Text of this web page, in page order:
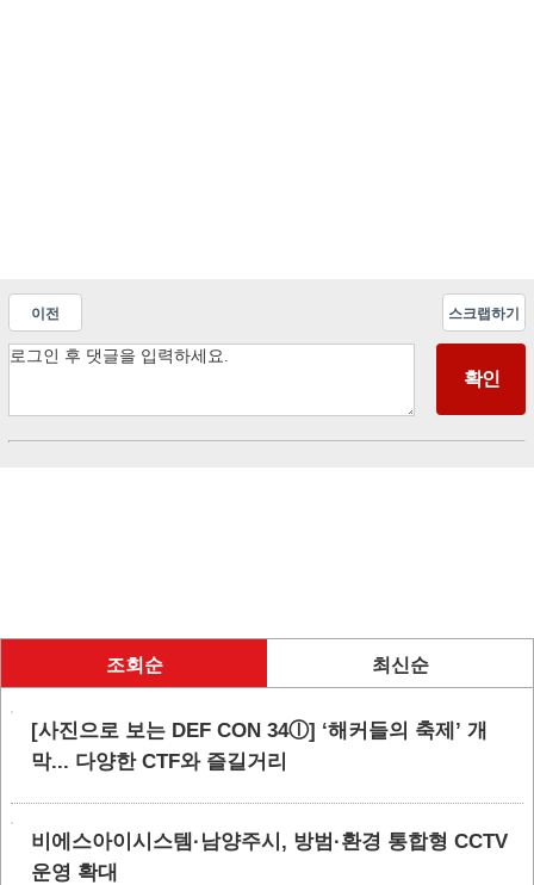
이전 스크랩하기
조회순 최신순
[사진으로 보는 DEF CON 34ⓛ] ‘해커들의 축제’ 개
막... 다양한 CTF와 즐길거리
비에스아이시스템·남양주시, 방범·환경 통합형 CCTV
운영 확대